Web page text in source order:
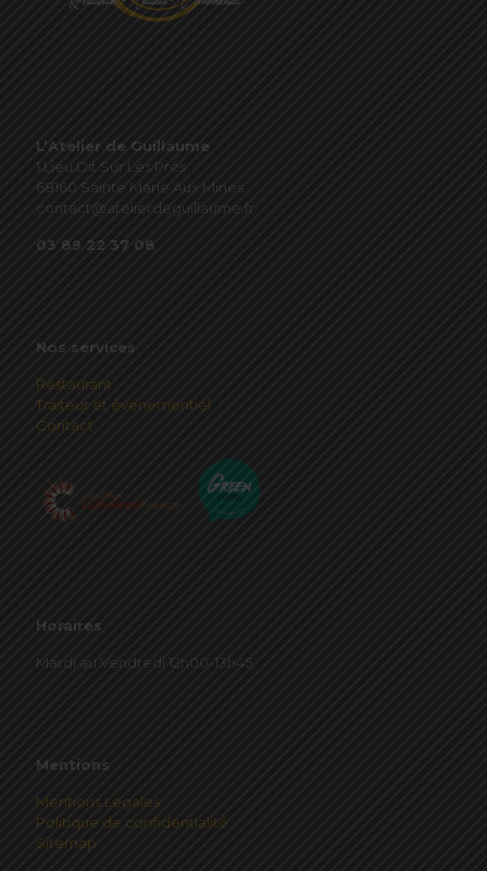
L’Atelier de Guillaume
1 Lieu Dit Sur Les Prés
68160 Sainte Marie Aux Mines
contact@atelierdeguillaume.fr
03 89 22 37 08
Nos services
Restaurant
Traiteur et événementiel
Contact
Horaires
Mardi au Vendredi 12h00-13h45
Mentions
Mentions Légales
Politique de confidentialité
Sitemap